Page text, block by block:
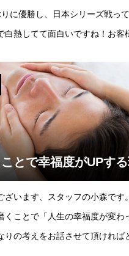
に優勝し、日本シリーズ戦っ
白熱してて面白いですね！お客
で
とで幸福度がUPす
ざいます、スタッフの小森です
くことで「人生の幸福度が変わ
りの考えをお話させて頂ければ